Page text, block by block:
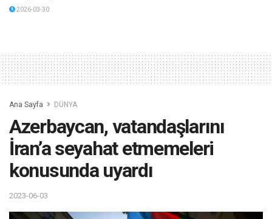
2026-03-30
Ana Sayfa DÜNYA
Azerbaycan, vatandaşlarını
İran’a seyahat etmemeleri
konusunda uyardı
2023-06-03